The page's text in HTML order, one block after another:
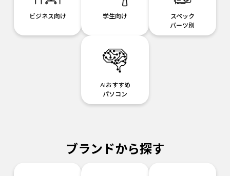
ビジネス向け 学生向け
スペック
パーツ別
AIおすすめ
パソコン
ブランドから探す